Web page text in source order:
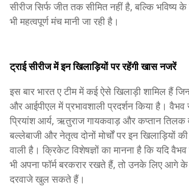
सीरीज सिर्फ जीत तक सीमित नहीं है, बल्कि भविष्य
भी महत्वपूर्ण मंच मानी जा रही है।
ट्राई सीरीज में इन खिलाड़ियों पर रहेंगी खास नजरें
इस बार भारत ए टीम में कई ऐसे खिलाड़ी शामिल हैं
और आईपीएल में प्रभावशाली प्रदर्शन किया है। वैभव
प्रियांश आर्य, ऋतुराज गायकवाड़ और कप्तान तिलक
बल्लेबाजी और नेतृत्व दोनों मोर्चों पर इन खिलाड़ियों
वाली है। क्रिकेट विशेषज्ञों का मानना है कि यदि
भी अपना फॉर्म बरकरार रखते हैं, तो उनके लिए आगे
दरवाजे खुल सकते हैं।